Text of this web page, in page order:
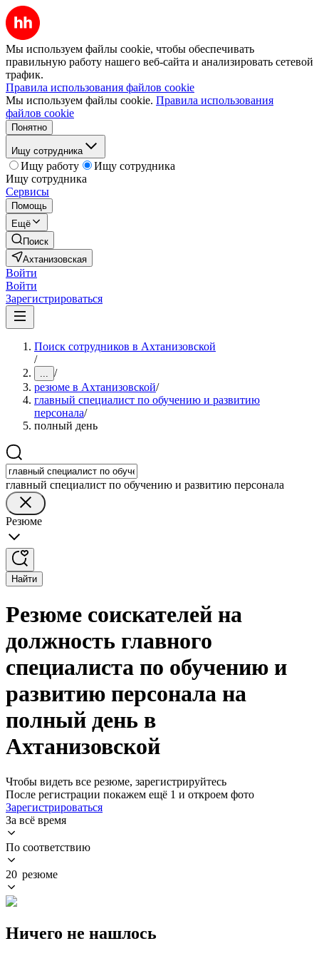
Мы используем файлы cookie, чтобы обеспечивать
правильную работу нашего веб-сайта и анализировать сетевой
трафик.
Правила использования файлов cookie
Мы используем файлы cookie. Правила использования
файлов cookie
Понятно
Ищу сотрудника
Ищу работу
Ищу сотрудника
Ищу сотрудника
Сервисы
Помощь
Ещё
Поиск
Ахтанизовская
Войти
Войти
Зарегистрироваться
Поиск сотрудников в Ахтанизовской
/
... /
резюме в Ахтанизовской/
главный специалист по обучению и развитию
персонала/
полный день
главный специалист по обучению и развитию персонала
Резюме
Найти
Резюме соискателей на
должность главного
специалиста по обучению и
развитию персонала на
полный день в
Ахтанизовской
Чтобы видеть все резюме, зарегистрируйтесь
После регистрации покажем ещё 1 и откроем фото
Зарегистрироваться
За всё время
По соответствию
20 резюме
Ничего не нашлось